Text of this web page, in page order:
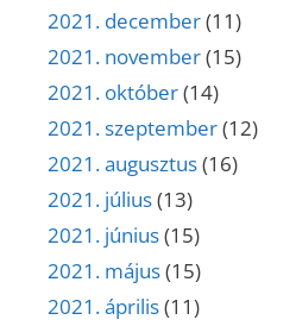
2021. december(11)
2021. november(15)
2021. október(14)
2021. szeptember(12)
2021. augusztus(16)
2021. július(13)
2021. június(15)
2021. május(15)
2021. április(11)